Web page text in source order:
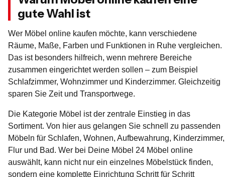
gute Wahl ist
Wer Möbel online kaufen möchte, kann verschiedene
Räume, Maße, Farben und Funktionen in Ruhe vergleichen.
Das ist besonders hilfreich, wenn mehrere Bereiche
zusammen eingerichtet werden sollen – zum Beispiel
Schlafzimmer, Wohnzimmer und Kinderzimmer. Gleichzeitig
sparen Sie Zeit und Transportwege.
Die Kategorie Möbel ist der zentrale Einstieg in das
Sortiment. Von hier aus gelangen Sie schnell zu passenden
Möbeln für Schlafen, Wohnen, Aufbewahrung, Kinderzimmer,
Flur und Bad. Wer bei Deine Möbel 24 Möbel online
auswählt, kann nicht nur ein einzelnes Möbelstück finden,
sondern eine komplette Einrichtung Schritt für Schritt